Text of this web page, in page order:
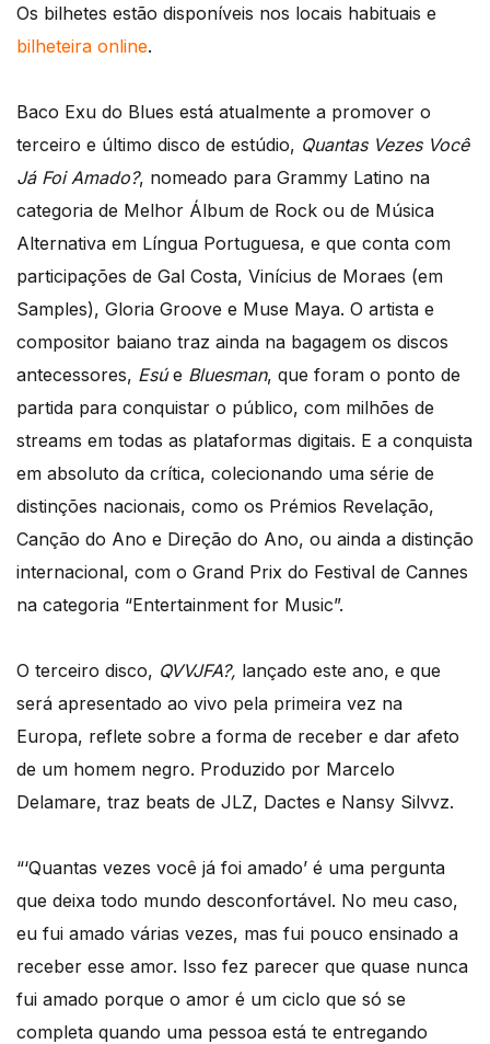
Os bilhetes estão disponíveis nos locais habituais e
bilheteira online.
Baco Exu do Blues está atualmente a promover o
terceiro e último disco de estúdio, Quantas Vezes Você
Já Foi Amado?, nomeado para Grammy Latino na
categoria de Melhor Álbum de Rock ou de Música
Alternativa em Língua Portuguesa, e que conta com
participações de Gal Costa, Vinícius de Moraes (em
Samples), Gloria Groove e Muse Maya. O artista e
compositor baiano traz ainda na bagagem os discos
antecessores, Esúe Bluesman, que foram o ponto de
partida para conquistar o público, com milhões de
streams em todas as plataformas digitais. E a conquista
em absoluto da crítica, colecionando uma série de
distinções nacionais, como os Prémios Revelação,
Canção do Ano e Direção do Ano, ou ainda a distinção
internacional, com o Grand Prix do Festival de Cannes
na categoria “Entertainment for Music”.
O terceiro disco, QVVJFA?, lançado este ano, e que
será apresentado ao vivo pela primeira vez na
Europa, reflete sobre a forma de receber e dar afeto
de um homem negro. Produzido por Marcelo
Delamare, traz beats de JLZ, Dactes e Nansy Silvvz.
“‘Quantas vezes você já foi amado’ é uma pergunta
que deixa todo mundo desconfortável. No meu caso,
eu fui amado várias vezes, mas fui pouco ensinado a
receber esse amor. Isso fez parecer que quase nunca
fui amado porque o amor é um ciclo que só se
completa quando uma pessoa está te entregando